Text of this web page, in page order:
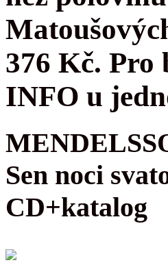
376 Kč.
INFO u
Sen noci
CD+katalog